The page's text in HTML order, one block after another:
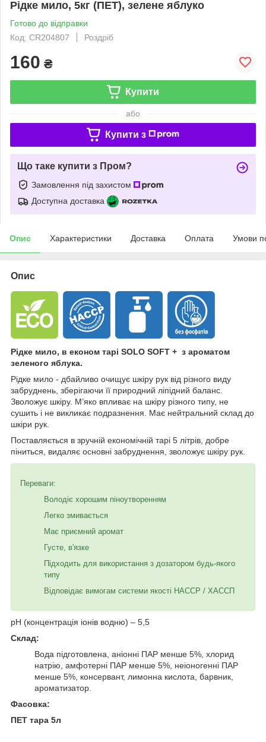
Рідке мило, 5кг (ПЕТ), зелене яблуко
Готово до відправки
Код: CR204807
Роздріб
160 ₴
Купити
або
Купити з
Що таке купити з Пром?
Замовлення під захистом
Доступна доставка
Опис Характеристики Доставка Оплата Умови
Опис
Рідке мило, в економ тарі SOLO SOFT + з ароматом
зеленого яблука.
Рідке мило - дбайливо очищує шкіру рук від різного виду
забруднень, зберігаючи її природний ліпідний баланс.
Зволожує шкіру. М’яко впливає на шкіру різного типу, не
сушить і не викликає подразнення. Має нейтральний склад до
шкіри рук.
Поставляється в зручній економічній тарі 5 літрів, добре
піниться, видаляє основні забруднення, зволожує шкіру рук.
Переваги:
Володіє хорошим піноутворенням
Легко змивається
Має приємний аромат
Густе, в'язке
Підходить для використання з дозатором будь-якого
типу
Відповідає вимогам системи якості HACCP / ХАССП
рН (концентрація іонів водню) – 5,5
Склад:
Вода підготовлена, аніонні ПАР менше 5%, хлорид
натрію, амфотерні ПАР менше 5%, неіоногенні ПАР
менше 5%, консервант, лимонна кислота, барвник,
ароматизатор.
Фасовка:
ПЕТ тара 5л